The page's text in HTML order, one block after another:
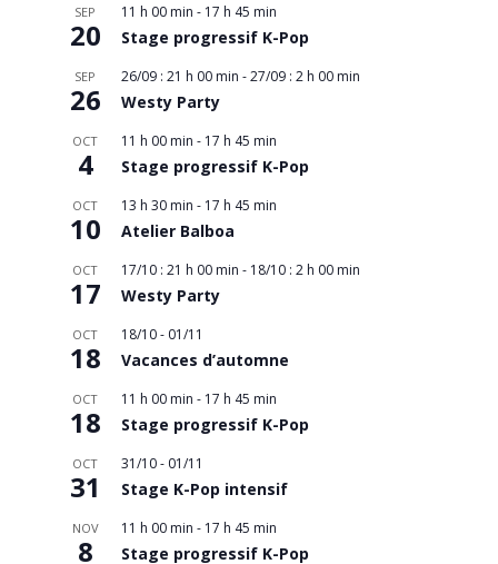
SEP
20
11 h 00 min - 17 h 45 min
Stage progressif K-Pop
SEP
26
26/09 : 21 h 00 min -27/09 : 2 h 00 min
Westy Party
OCT
4
11 h 00 min - 17 h 45 min
Stage progressif K-Pop
OCT
10
13 h 30 min - 17 h 45 min
Atelier Balboa
OCT
17
17/10 : 21 h 00 min - 18/10 : 2 h 00 min
Westy Party
OCT
18
18/10- 01/11
Vacances d’automne
OCT
18
11 h 00 min - 17 h 45 min
Stage progressif K-Pop
OCT
31
31/10- 01/11
Stage K-Pop intensif
NOV
8
11 h 00 min - 17 h 45 min
Stage progressif K-Pop